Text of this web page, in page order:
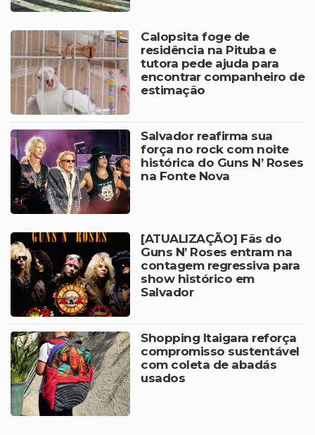
Calopsita foge de
residência na Pituba e
tutora pede ajuda para
encontrar companheiro de
estimação
Salvador reafirma sua
força no rock com noite
histórica do Guns N’ Roses
na Fonte Nova
[ATUALIZAÇÃO] Fãs do
Guns N’ Roses entram na
contagem regressiva para
show histórico em
Salvador
Shopping Itaigara reforça
compromisso sustentável
com coleta de abadás
usados